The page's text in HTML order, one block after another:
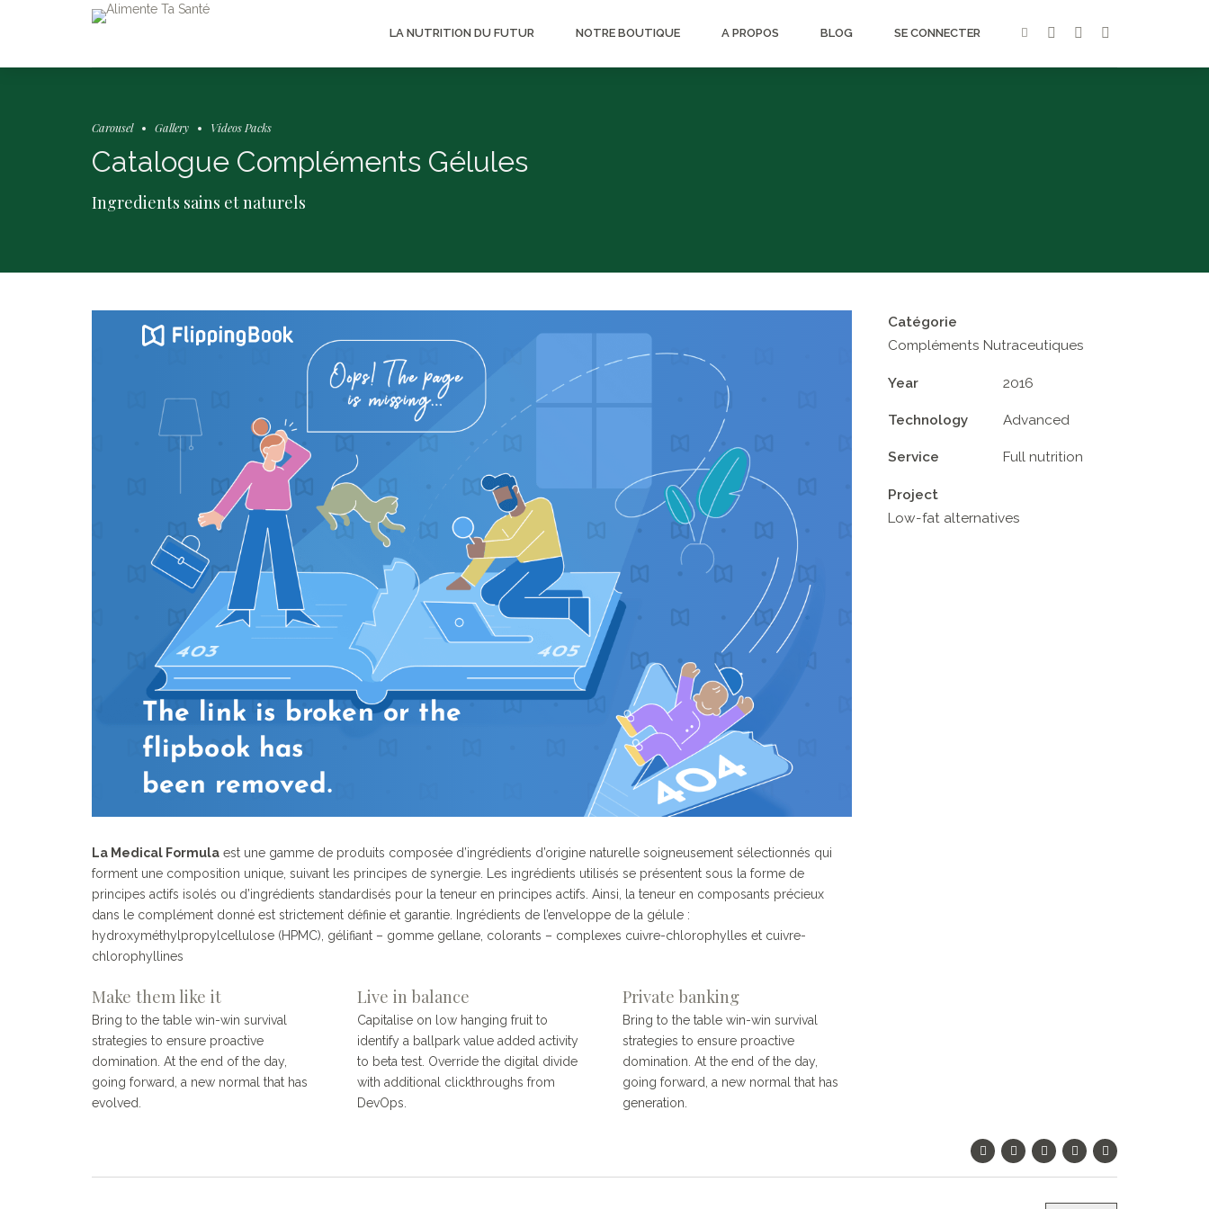
LA NUTRITION DU FUTUR NOTRE BOUTIQUE A PROPOS BLOG SE CONNECTER
Carousel Gallery Videos Packs
Catalogue Compléments Gélules
Ingredients sains et naturels
La Medical Formula est une gamme de produits composée d’ingrédients d’origine naturelle soigneusement sélectionnés qui
forment une composition unique, suivant les principes de synergie. Les ingrédients utilisés se présentent sous la forme de
principes actifs isolés ou d’ingrédients standardisés pour la teneur en principes actifs. Ainsi, la teneur en composants précieux
dans le complément donné est strictement définie et garantie. Ingrédients de l’enveloppe de la gélule :
hydroxyméthylpropylcellulose (HPMC), gélifiant – gomme gellane, colorants – complexes cuivre-chlorophylles et cuivre-
chlorophyllines
Make them like it
Bring to the table win-win survival
strategies to ensure proactive
domination. At the end of the day,
going forward, a new normal that has
evolved.
Live in balance
Capitalise on low hanging fruit to
identify a ballpark value added activity
to beta test. Override the digital divide
with additional clickthroughs from
DevOps.
Private banking
Bring to the table win-win survival
strategies to ensure proactive
domination. At the end of the day,
going forward, a new normal that has
generation.
Catégorie
Compléments Nutraceutiques
Year 2016
Technology Advanced
Service Full nutrition
Project
Low-fat alternatives